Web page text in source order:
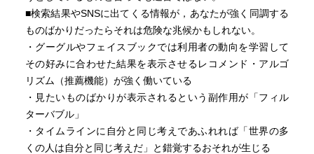
■検索結果やSNSに出てくる情報が，あなたが強く同調する
ものばかりだったらそれは危険な兆候かもしれない。
・グーグルやフェイスブックでは利用者の動向を学習して
その好みに合わせた結果を表示させるレコメンド・アルゴ
リズム（推薦機能）が強く働いている
・見たいものばかりが表示されるという副作用が「フィル
ターバブル」
・タイムラインに自分と同じ考えであふれれば「世界の多
くの人は自分と同じ考えだ」と錯覚するおそれが生じる